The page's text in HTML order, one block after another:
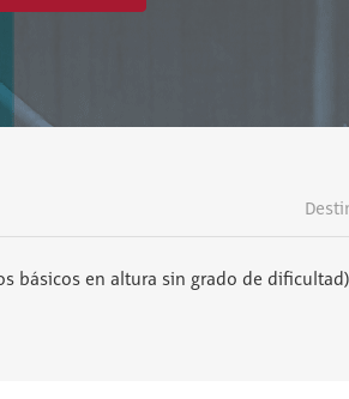
básicos en altura sin grado de